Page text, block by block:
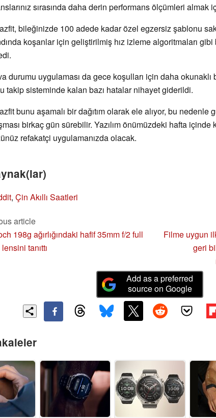
sırasında daha derin performans ölçümleri almak
bileğinizde 100 adede kadar özel egzersiz şablonu
koşanlar için geliştirilmiş hız izleme algoritmaları
durumu uygulaması da gece koşulları için daha
takip sisteminde kalan bazı hatalar nihayet giderildi.
bunu aşamalı bir dağıtım olarak ele alıyor, bu nedenle
birkaç gün sürebilir. Yazılım önümüzdeki hafta içinde
refakatçi uygulamanızda olacak.
, Çin Akıllı Saatleri
article
198g ağırlığındaki hafif 35mm f/2 full
tanıttı
Filme uygun
geri
Add as a preferred
source on Google